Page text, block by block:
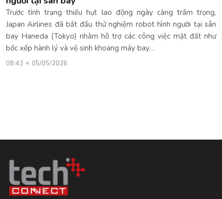
Trước tình trạng thiếu hụt lao động ngày càng trầm trọng,
Japan Airlines đã bắt đầu thử nghiệm robot hình người tại sân
bay Haneda (Tokyo) nhằm hỗ trợ các công việc mặt đất như
bốc xếp hành lý và vệ sinh khoang máy bay…
08:43 05/05/2026